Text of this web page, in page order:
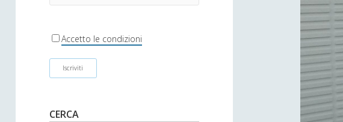
k
r Accetto le condizioni
CERCA